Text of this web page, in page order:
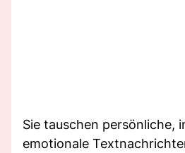
Sie tauschen persönliche,
emotionale